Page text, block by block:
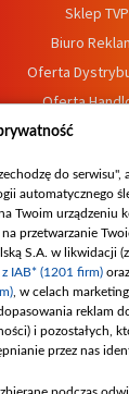
Sklep TVP
Biuro
Oferta
Oferta
Dostępność
zgłoszeń
do serwisu",
automatycznego
Twoim urządzeniu
przetwarzanie
S.A. w likwidacji
IAB* (1201 firm)
, w celach
reklam
i pozostałych,
przez nas